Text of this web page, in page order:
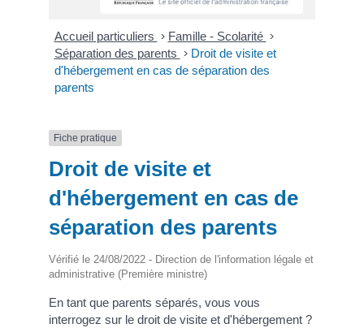
Accueil particuliers > Famille - Scolarité >
Séparation des parents > Droit de visite et
d'hébergement en cas de séparation des
parents
Fiche pratique
Droit de visite et
d'hébergement en cas de
séparation des parents
Vérifié le 24/08/2022 - Direction de l'information légale et
administrative (Première ministre)
En tant que parents séparés, vous vous
interrogez sur le droit de visite et d'hébergement ?